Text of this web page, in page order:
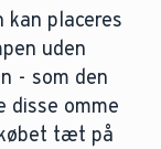
kan placeres
uden
- som den
disse omme
tæt på